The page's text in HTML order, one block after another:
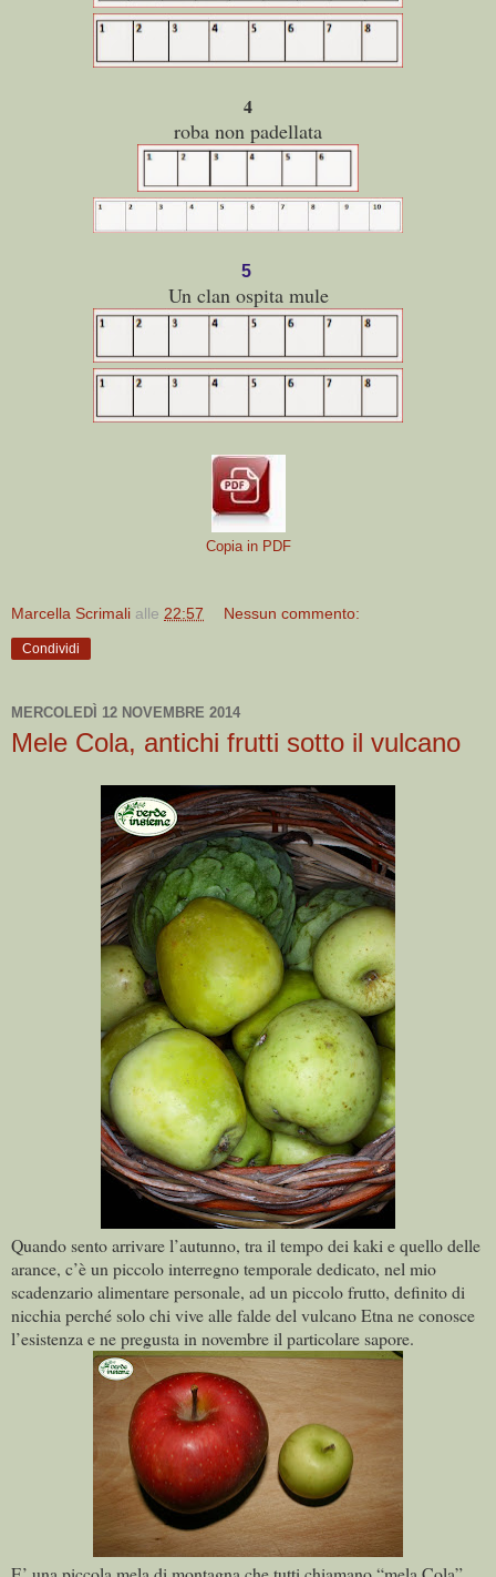
4
roba non padellata
5
Un clan ospita mule
Copia in PDF
Marcella Scrimali alle 22:57 Nessun commento:
Condividi
MERCOLEDÌ 12 NOVEMBRE 2014
Mele Cola, antichi frutti sotto il vulcano
Quando sento arrivare l’autunno, tra il tempo dei kaki e quello delle
arance, c’è un piccolo interregno temporale dedicato, nel mio
scadenzario alimentare personale, ad un piccolo frutto, definito di
nicchia perché solo chi vive alle falde del vulcano Etna ne conosce
l’esistenza e ne pregusta in novembre il particolare sapore.